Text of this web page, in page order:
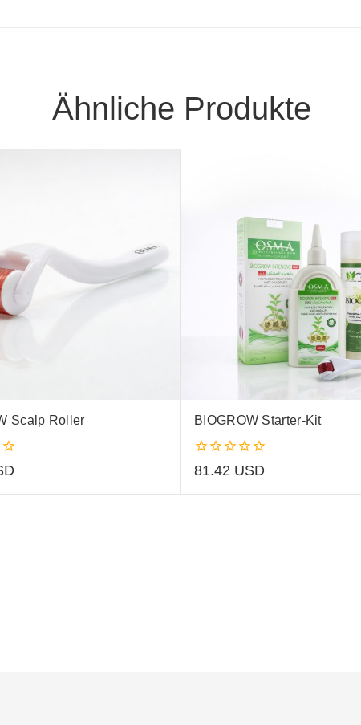
Ähnliche Produkte
Scalp Roller BIOGROW Starter-Kit
0
of
81.42 USD